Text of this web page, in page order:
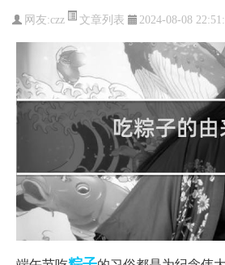
网友:czz 文章列表 2024-08-08